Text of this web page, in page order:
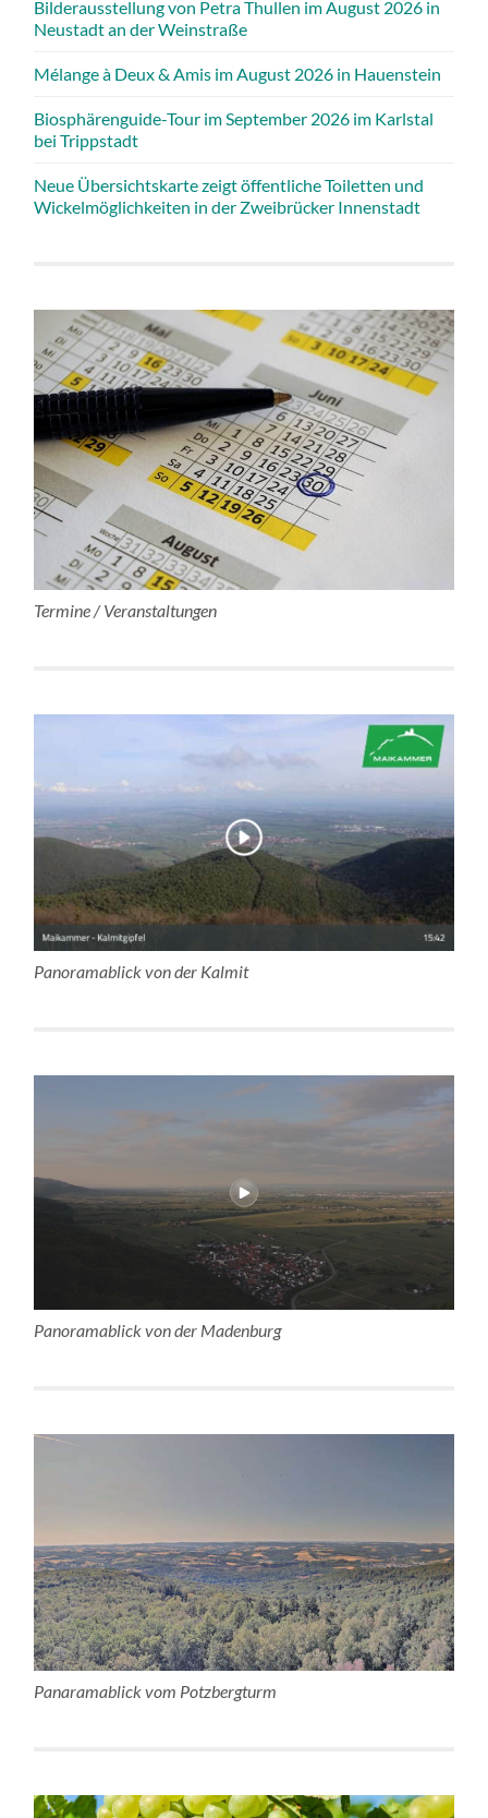
Bilderausstellung von Petra Thullen im August 2026 in
Neustadt an der Weinstraße
Mélange à Deux & Amis im August 2026 in Hauenstein
Biosphärenguide-Tour im September 2026 im Karlstal
bei Trippstadt
Neue Übersichtskarte zeigt öffentliche Toiletten und
Wickelmöglichkeiten in der Zweibrücker Innenstadt
Termine / Veranstaltungen
Panoramablick von der Kalmit
Panoramablick von der Madenburg
Panaramablick vom Potzbergturm